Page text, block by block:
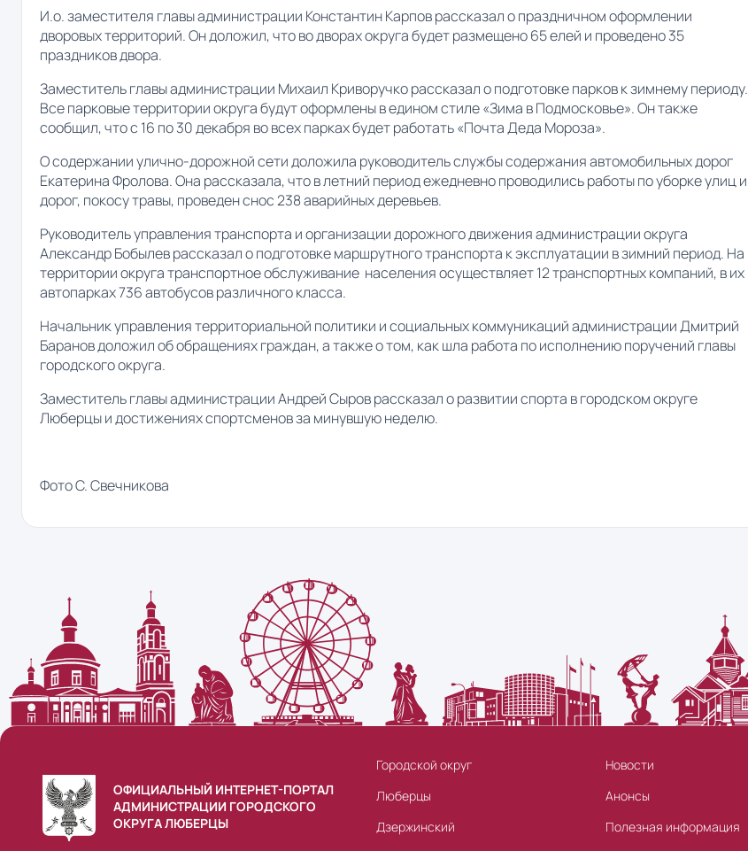
И.о. заместителя главы администрации Константин Карпов рассказал о праздничном оформлении
дворовых территорий. Он доложил, что во дворах округа будет размещено 65 елей и проведено 35
праздников двора.
Заместитель главы администрации Михаил Криворучко рассказал о подготовке парков к зимнему периоду.
Все парковые территории округа будут оформлены в едином стиле «Зима в Подмосковье». Он также
сообщил, что с 16 по 30 декабря во всех парках будет работать «Почта Деда Мороза».
О содержании улично-дорожной сети доложила руководитель службы содержания автомобильных дорог
Екатерина Фролова. Она рассказала, что в летний период ежедневно проводились работы по уборке улиц и
дорог, покосу травы, проведен снос 238 аварийных деревьев.
Руководитель управления транспорта и организации дорожного движения администрации округа
Александр Бобылев рассказал о подготовке маршрутного транспорта к эксплуатации в зимний период. На
территории округа транспортное обслуживание населения осуществляет 12 транспортных компаний, в их
автопарках 736 автобусов различного класса.
Начальник управления территориальной политики и социальных коммуникаций администрации Дмитрий
Баранов доложил об обращениях граждан, а также о том, как шла работа по исполнению поручений главы
городского округа.
Заместитель главы администрации Андрей Сыров рассказал о развитии спорта в городском округе
Люберцы и достижениях спортсменов за минувшую неделю.
Фото С. Свечникова
ОФИЦИАЛЬНЫЙ ИНТЕРНЕТ-ПОРТАЛ
АДМИНИСТРАЦИИ ГОРОДСКОГО
ОКРУГА ЛЮБЕРЦЫ
Городской округ
Люберцы
Дзержинский
Новости
Анонсы
Полезная информация